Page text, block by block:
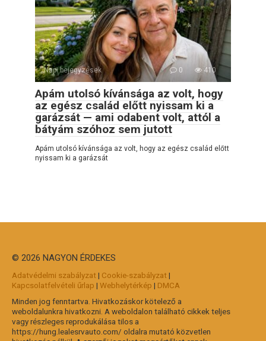
Napi bejegyzések 0 410
Apám utolsó kívánsága az volt, hogy
az egész család előtt nyissam ki a
garázsát — ami odabent volt, attól a
bátyám szóhoz sem jutott
Apám utolsó kívánsága az volt, hogy az egész család előtt
nyissam ki a garázsát
© 2026 NAGYON ÉRDEKES
Adatvédelmi szabályzat | Cookie-szabályzat |
Kapcsolatfelvételi űrlap | Webhelytérkép | DMCA
Minden jog fenntartva. Hivatkozáskor kötelező a
weboldalunkra hivatkozni. A weboldalon található cikkek teljes
vagy részleges reprodukálása tilos a
https://hung.lealesrvauto.com/ oldalra mutató közvetlen